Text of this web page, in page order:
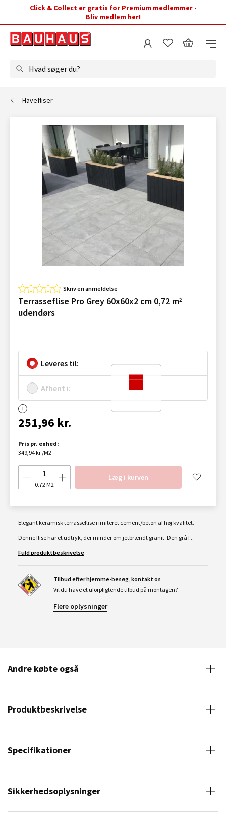
Click & Collect er gratis for Premium medlemmer -
Bliv medlem her!
Hvad søger du?
Havefliser
Skriv en anmeldelse
Terrasseflise Pro Grey 60x60x2 cm 0,72 m²
udendørs
Leveres til:
Afhent i:
251,96 kr.
Pris pr. enhed:
349,94 kr./M2
0.72 M2
Læg i kurven
Elegant keramisk terrasseflise i imiteret cement/beton af høj kvalitet.
Denne flise har et udtryk, der minder om jetbrændt granit. Den grå f...
Fuld produktbeskrivelse
Tilbud efter hjemme-besøg, kontakt os
Vil du have et uforpligtende tilbud på montagen?
Flere oplysninger
Andre købte også
Produktbeskrivelse
Specifikationer
Sikkerhedsoplysninger